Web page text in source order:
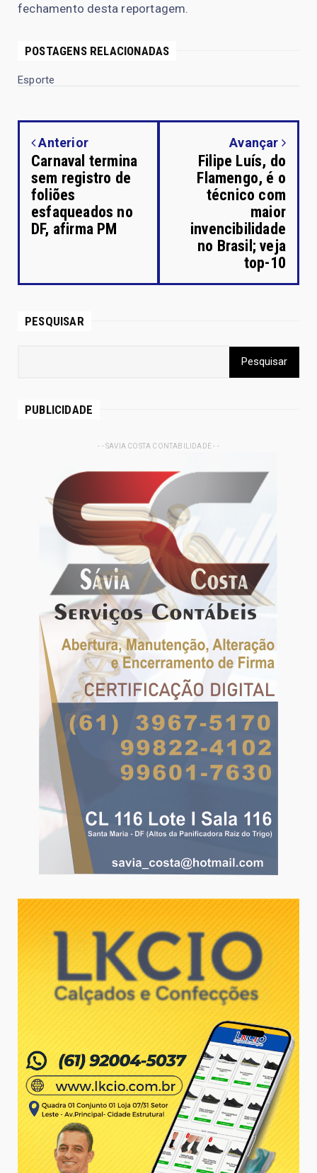
fechamento desta reportagem.
POSTAGENS RELACIONADAS
Esporte
Anterior
Carnaval termina
sem registro de
foliões
esfaqueados no
DF, afirma PM
Avançar
Filipe Luís, do
Flamengo, é o
técnico com
maior
invencibilidade
no Brasil; veja
top-10
PESQUISAR
PUBLICIDADE
- - SAVIA COSTA CONTABILIDADE - -